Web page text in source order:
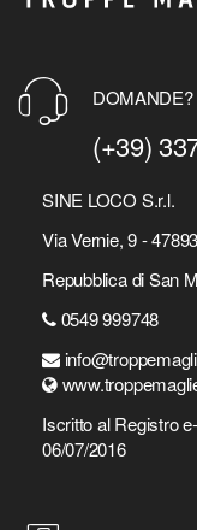
(+39)
SINE LOCO S.r.l.
Via Vernie, 9 -
Repubblica di San
0549 999748
Iscritto al Registro
06/07/2016